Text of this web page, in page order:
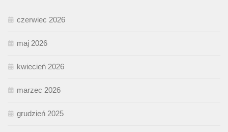
czerwiec 2026
maj 2026
kwiecień 2026
marzec 2026
grudzień 2025